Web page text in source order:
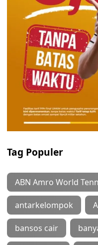
Tag Populer
ABN Amro World
antarkelompok
bansos cair